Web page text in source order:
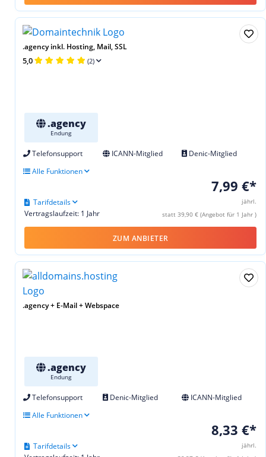
.agency inkl. Hosting, Mail, SSL
5,0 (2)
.agency
Endung
Telefonsupport ICANN-Mitglied
Denic-Mitglied
Alle Funktionen
7,99 €*
jährl.
statt 39,90 € (Angebot für 1 Jahr )
Vertragslaufzeit: 1 Jahr
Tarifdetails
ZUM ANBIETER
.agency + E-Mail + Webspace
.agency
Endung
Telefonsupport Denic-Mitglied
ICANN-Mitglied
Alle Funktionen
8,33 €*
jährl.
Tarifdetails